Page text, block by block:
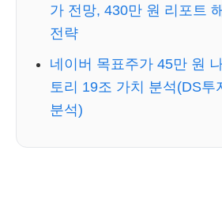
가 전망, 430만 원 리포트
전략
네이버 목표주가 45만 원
토리 19조 가치 분석(DS투
분석)